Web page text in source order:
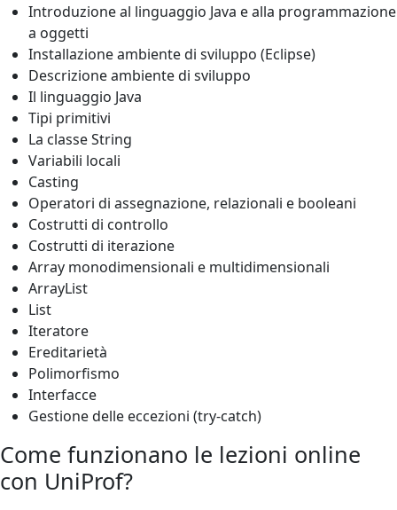
Introduzione al linguaggio Java e alla programmazione
a oggetti
Installazione ambiente di sviluppo (Eclipse)
Descrizione ambiente di sviluppo
Il linguaggio Java
Tipi primitivi
La classe String
Variabili locali
Casting
Operatori di assegnazione, relazionali e booleani
Costrutti di controllo
Costrutti di iterazione
Array monodimensionali e multidimensionali
ArrayList
List
Iteratore
Ereditarietà
Polimorfismo
Interfacce
Gestione delle eccezioni (try-catch)
Come funzionano le lezioni online
con UniProf?